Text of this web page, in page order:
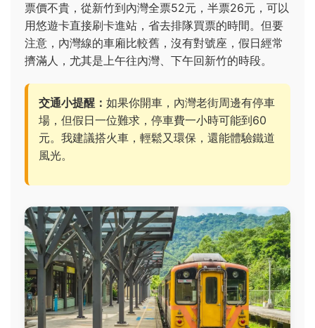
票價不貴，從新竹到內灣全票52元，半票26元，可以
用悠遊卡直接刷卡進站，省去排隊買票的時間。但要
注意，內灣線的車廂比較舊，沒有對號座，假日經常
擠滿人，尤其是上午往內灣、下午回新竹的時段。
交通小提醒： 如果你開車，內灣老街周邊有停車
場，但假日一位難求，停車費一小時可能到60
元。我建議搭火車，輕鬆又環保，還能體驗鐵道
風光。